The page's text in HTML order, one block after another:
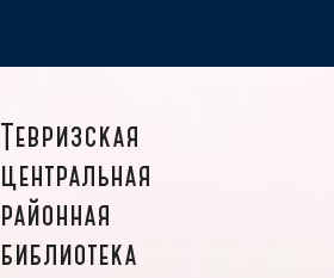
Тевризская
центральная
районная
библиотека